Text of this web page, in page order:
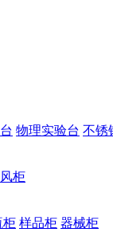
物理实验台 不锈
柜
柜 样品柜 器械柜